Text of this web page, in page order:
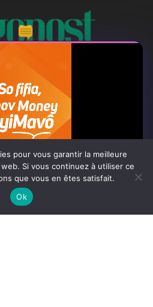
d'information en ligne ...
98 42 82 18
contact@togopost.tg
pour vous garantir la meilleure
Si vous continuez à utiliser ce
que vous en êtes satisfait.
Ok